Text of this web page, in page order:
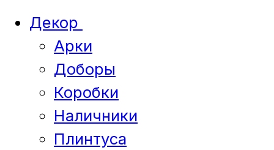
Декор
Арки
Доборы
Коробки
Наличники
Плинтуса